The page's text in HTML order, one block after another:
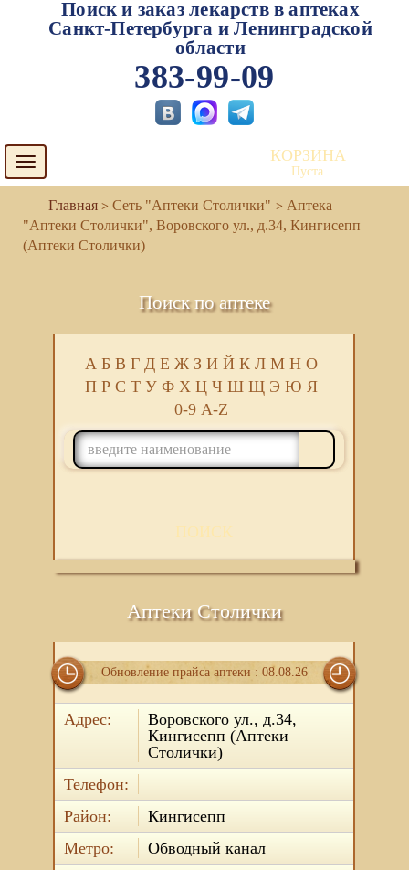
Поиск и заказ лекарств в аптеках
Санкт-Петербурга и Ленинградской
области
383-99-09
Toggle
navigation
КОРЗИНА
Пуста
Сеть "Аптеки Столички"
Аптека
"Аптеки Столички", Воровского ул., д.34, Кингисепп
(Аптеки Столички)
Поиск по аптеке
А Б В Г Д Е Ж З И Й К Л М Н О
П Р С Т У Ф Х Ц Ч Ш Щ Э Ю Я
0-9 A-Z
ПОИСК
Аптеки Столички
Обновление прайса аптеки : 08.08.26
Адрес:
Воровского ул., д.34,
Кингисепп (Аптеки
Столички)
Телефон:
Район:
Кингисепп
Метро:
Обводный канал